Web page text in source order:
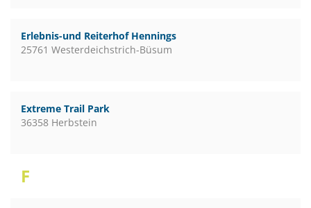
Erlebnis-und Reiterhof Hennings
25761 Westerdeichstrich-Büsum
Extreme Trail Park
36358 Herbstein
F